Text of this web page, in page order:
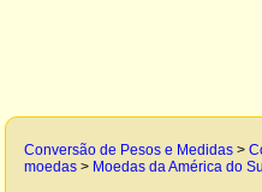
Conversão de Pesos e Medidas >
moedas > Moedas da América do Sul